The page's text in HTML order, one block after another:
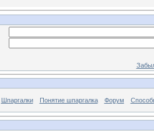
Шпаргалки Понятие шпаргалка Форум